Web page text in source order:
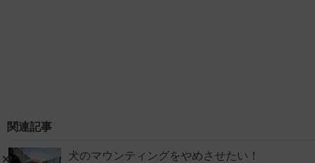
関連記事
犬のマウンティングをやめさせたい！